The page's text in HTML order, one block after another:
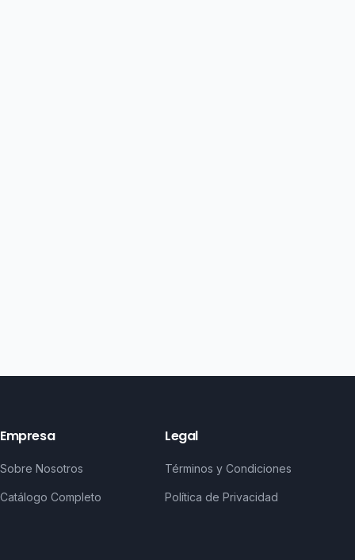
Empresa
Sobre Nosotros
Catálogo Completo
Legal
Términos y Condiciones
Política de Privacidad